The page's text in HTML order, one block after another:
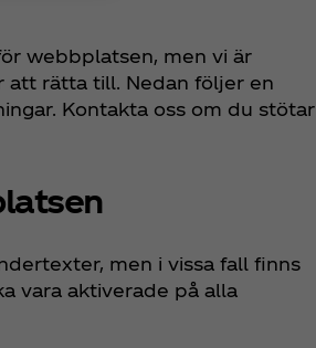
webbplatsen, men vi är
att rätta till. Nedan följer en
Kontakta oss om du stötar
men i vissa fall finns
vara aktiverade på alla